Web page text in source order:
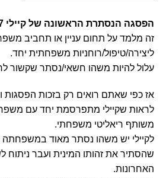
הפסגה הנסתרת הראשונה של קיילי 7 והאתגר הנסתר 6
זה מלמד על תחום עניין או תחביב
ליצירה/טיפול/רוחניות משפחתית יחד.
עלול להיות משהו חשאי/נסתר שקשור
אז כפי שאתם רואים רק בזכות הפסגות
לראות שקיילי מתפרסמת יחד עם
משותף ריאליטי משפחתי.
לקיילי יש משהו נסתר מאוד במשפחתה
שהסתיר את זהותו המינית ועבר ניתוח
האחרונות.